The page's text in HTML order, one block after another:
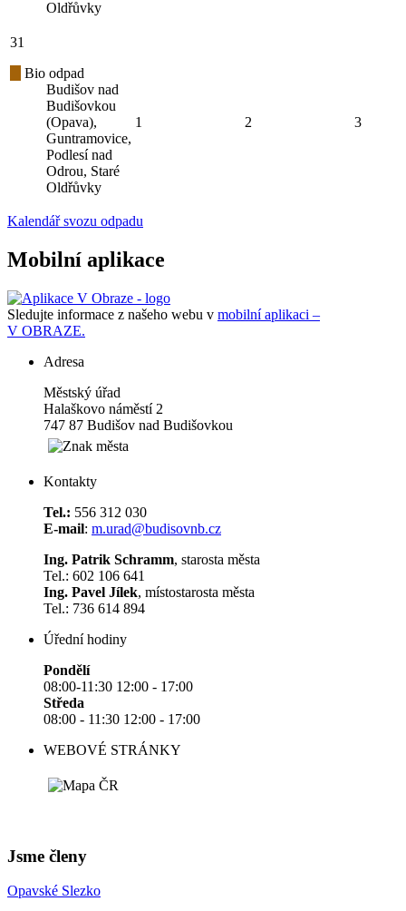
Oldřůvky
31
Bio odpad
Budišov nad
Budišovkou
(Opava),
Guntramovice,
Podlesí nad
Odrou, Staré
Oldřůvky
1 2 3
Kalendář svozu odpadu
Mobilní aplikace
Sledujte informace z našeho webu v mobilní aplikaci –
V OBRAZE.
Adresa
Městský úřad
Halaškovo náměstí 2
747 87 Budišov nad Budišovkou
Kontakty
Tel.: 556 312 030
E-mail: m.urad@budisovnb.cz
Ing. Patrik Schramm, starosta města
Tel.: 602 106 641
Ing. Pavel Jílek, místostarosta města
Tel.: 736 614 894
Úřední hodiny
Pondělí
08:00-11:30 12:00 - 17:00
Středa
08:00 - 11:30 12:00 - 17:00
WEBOVÉ STRÁNKY
Jsme členy
Opavské Slezko